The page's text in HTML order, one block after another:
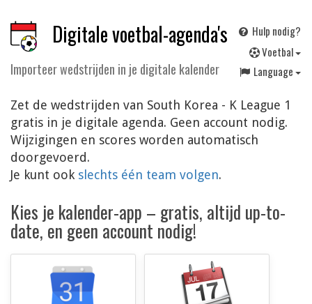
Digitale voetbal-agenda's
Importeer wedstrijden in je digitale kalender
Hulp nodig?
Voetbal
Language
Zet de wedstrijden van South Korea - K League 1
gratis in je digitale agenda. Geen account nodig.
Wijzigingen en scores worden automatisch
doorgevoerd.
Je kunt ook slechts één team volgen.
Kies je kalender-app – gratis, altijd up-to-
date, en geen account nodig!